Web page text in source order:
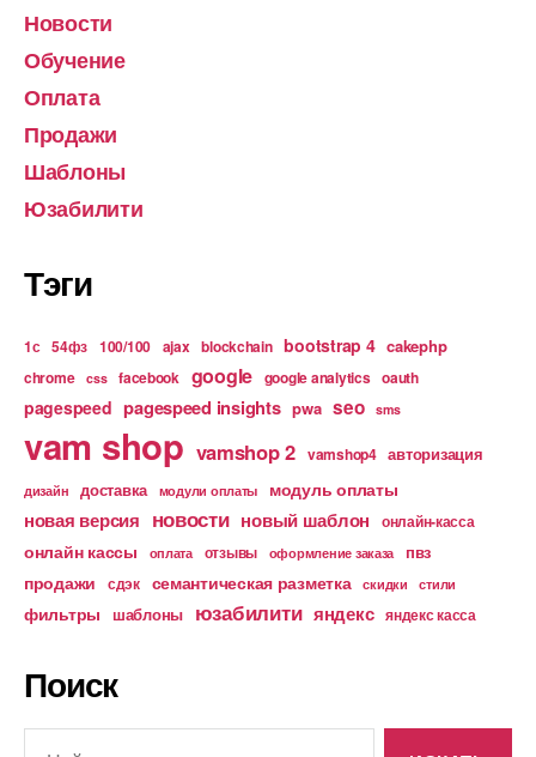
Новости
Обучение
Оплата
Продажи
Шаблоны
Юзабилити
Тэги
1с 54фз 100/100 ajax blockchain bootstrap 4 cakephp
chrome css facebook google google analytics oauth
pagespeed pagespeed insights pwa seo sms
vam shop vamshop 2 vamshop4 авторизация
дизайн доставка модули оплаты модуль оплаты
новая версия новости новый шаблон онлайн-касса
онлайн кассы оплата отзывы оформление заказа пвз
продажи сдэк семантическая разметка скидки стили
фильтры шаблоны юзабилити яндекс яндекс касса
Поиск